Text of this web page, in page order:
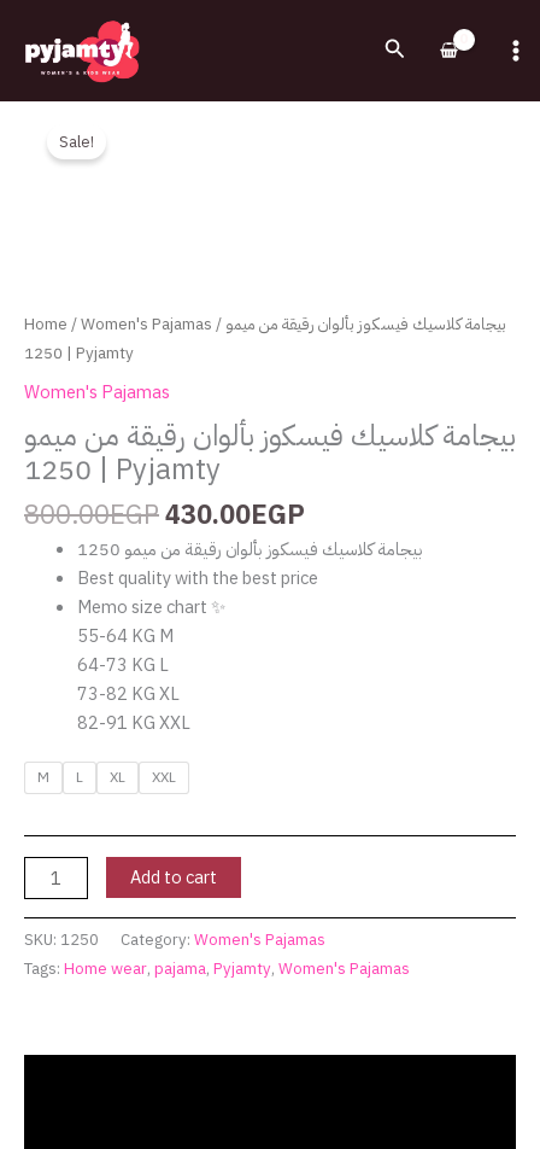
content
Search
Sale!
Home/Women's Pajamas/ بيجامة كلاسيك فيسكوز بألوان رقيقة من ميمو
1250 | Pyjamty
Women's Pajamas
بيجامة كلاسيك فيسكوز بألوان رقيقة من ميمو
1250 | Pyjamty
800.00EGP
Original
430.00EGP
Current
بيجامة كلاسيك فيسكوز بألوان رقيقة من ميمو 1250
Best quality with the best price
Memo size chart ✨
55-64 KG M
64-73 KG L
73-82 KG XL
82-91 KG XXL
M L XL XXL
كلاسيك
فيسكوز
1250
|
quantity
Add to cart
SKU: 1250 Category: Women's Pajamas
Tags: Home wear, pajama, Pyjamty, Women's Pajamas